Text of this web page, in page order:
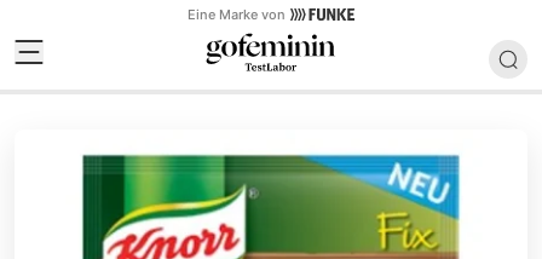
Eine Marke von